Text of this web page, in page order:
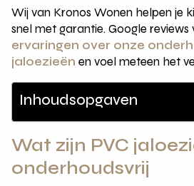
Wij van Kronos Wonen helpen je
snel met garantie. Google reviews
ervaringen over onze
jaloezieën en voel meteen het
Inhoudsopgaven
Wat zijn PVC
onderhoudsvrij